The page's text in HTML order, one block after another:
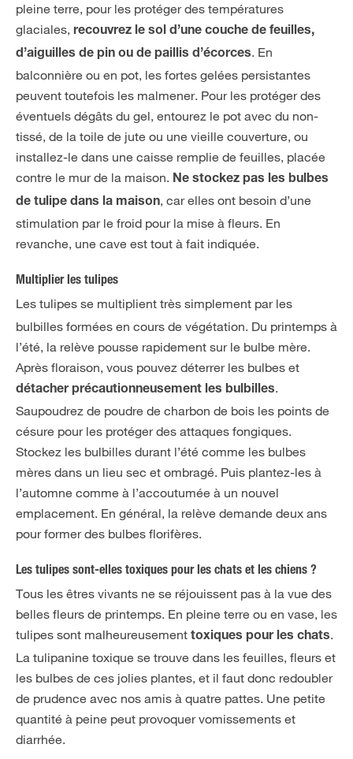
pleine terre, pour les protéger des températures
glaciales, recouvrez le sol d’une couche de feuilles,
d’aiguilles de pin ou de paillis d’écorces. En
balconnière ou en pot, les fortes gelées persistantes
peuvent toutefois les malmener. Pour les protéger des
éventuels dégâts du gel, entourez le pot avec du non-
tissé, de la toile de jute ou une vieille couverture, ou
installez-le dans une caisse remplie de feuilles, placée
contre le mur de la maison. Ne stockez pas les bulbes
de tulipe dans la maison, car elles ont besoin d’une
stimulation par le froid pour la mise à fleurs. En
revanche, une cave est tout à fait indiquée.
Multiplier les tulipes
Les tulipes se multiplient très simplement par les
bulbilles formées en cours de végétation. Du printemps à
l’été, la relève pousse rapidement sur le bulbe mère.
Après floraison, vous pouvez déterrer les bulbes et
détacher précautionneusement les bulbilles.
Saupoudrez de poudre de charbon de bois les points de
césure pour les protéger des attaques fongiques.
Stockez les bulbilles durant l’été comme les bulbes
mères dans un lieu sec et ombragé. Puis plantez-les à
l’automne comme à l’accoutumée à un nouvel
emplacement. En général, la relève demande deux ans
pour former des bulbes florifères.
Les tulipes sont-elles toxiques pour les chats et les chiens ?
Tous les êtres vivants ne se réjouissent pas à la vue des
belles fleurs de printemps. En pleine terre ou en vase, les
tulipes sont malheureusement toxiques pour les chats.
La tulipanine toxique se trouve dans les feuilles, fleurs et
les bulbes de ces jolies plantes, et il faut donc redoubler
de prudence avec nos amis à quatre pattes. Une petite
quantité à peine peut provoquer vomissements et
diarrhée.